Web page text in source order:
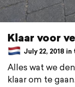
Klaar voor
July 22, 2018 in
Alles wat we
klaar om te